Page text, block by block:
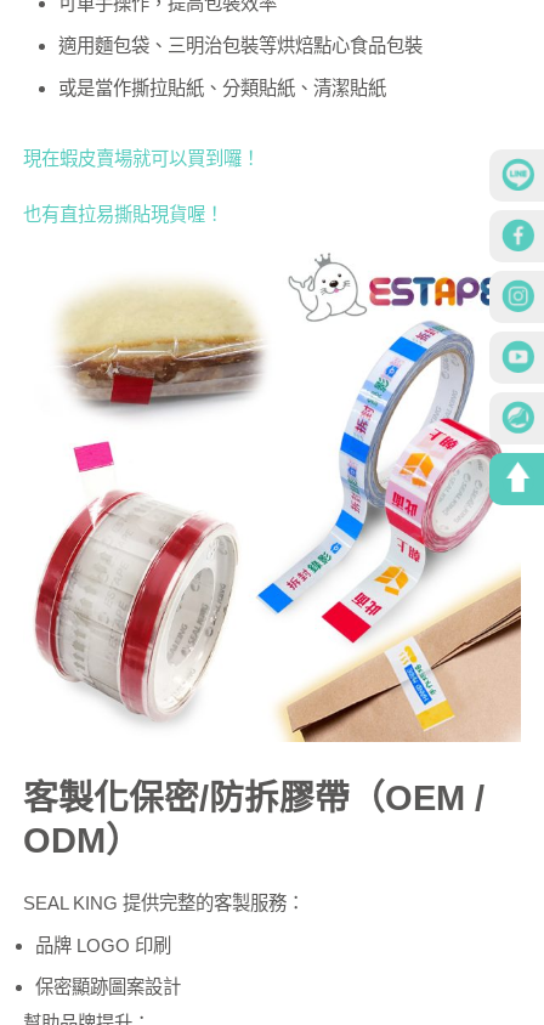
適用麵包袋、三明治包裝等烘焙點心食品包裝
或是當作撕拉貼紙、分類貼紙、清潔貼紙
現在蝦皮賣場就可以買到囉！
也有直拉易撕貼現貨喔！
客製化保密/防拆膠帶（OEM /
ODM）
SEAL KING 提供完整的客製服務：
品牌 LOGO 印刷
保密顯跡圖案設計